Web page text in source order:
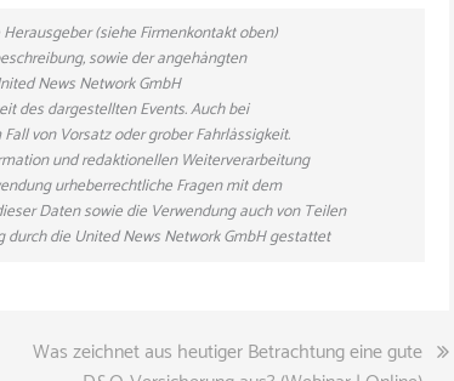
(siehe Firmenkontakt oben)
sowie der angehängten
News Network GmbH
des dargestellten Events. Auch bei
von Vorsatz oder grober Fahrlässigkeit.
und redaktionellen Weiterverarbeitung
urheberrechtliche Fragen mit dem
Daten sowie die Verwendung auch von Teilen
die United News Network GmbH gestattet
Was zeichnet aus heutiger Betrachtung eine gute